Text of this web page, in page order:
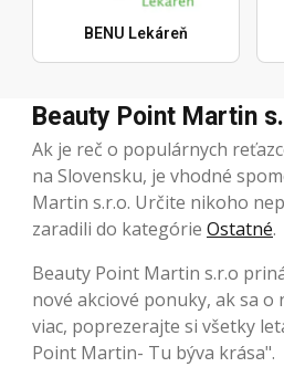
BENU Lekáreň
Beauty Point Martin
Ak je reč o populárnych
na Slovensku, je vhodné
Martin s.r.o. Určite nikoho
zaradili do kategórie Ostatné.
Beauty Point Martin s.r.o
nové akciové ponuky, ak sa o
viac, poprezerajte si všetky
Point Martin- Tu býva krása".